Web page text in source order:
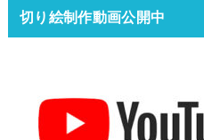
切り絵制作動画公開中